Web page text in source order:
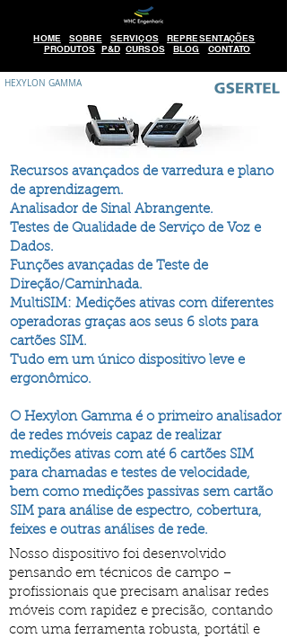
HOME SOBRE SERVIÇOS
REPRESENTAÇÕES
PRODUTOS P&D CURSOS BLOG CONTATO
HEXYLON GAMMA
Recursos avançados de varredura e plano
de aprendizagem.
Analisador de Sinal Abrangente.
Testes de Qualidade de Serviço de Voz e
Dados.
Funções avançadas de Teste de
Direção/Caminhada.
MultiSIM: Medições ativas com diferentes
operadoras graças aos seus 6 slots para
cartões SIM.
Tudo em um único dispositivo leve e
ergonômico.
O Hexylon Gamma é o primeiro analisador
de redes móveis capaz de realizar
medições ativas com até 6 cartões SIM
para chamadas e testes de velocidade,
bem como medições passivas sem cartão
SIM para análise de espectro, cobertura,
feixes e outras análises de rede.
Nosso dispositivo foi desenvolvido
pensando em técnicos de campo –
profissionais que precisam analisar redes
móveis com rapidez e precisão, contando
com uma ferramenta robusta, portátil e